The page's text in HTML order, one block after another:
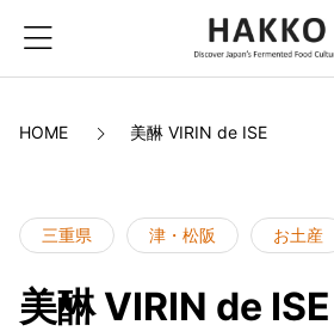
HOME 美醂 VIRIN de ISE
三重県 津・松阪 お土産
美醂 VIRIN de ISE